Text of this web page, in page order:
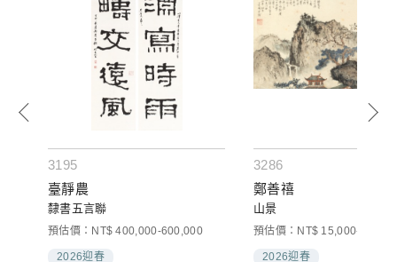
3195
臺靜農
隸書五言聯
預估價：NT$ 400,000-600,000
2026迎春
3286
鄭善禧
山景
預估價：NT$ 15,000-25,000
2026迎春